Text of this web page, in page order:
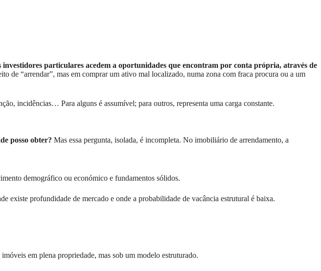
investidores particulares acedem a oportunidades que encontram por conta própria, através de
de “arrendar”, mas em comprar um ativo mal localizado, numa zona com fraca procura ou a um
incidências… Para alguns é assumível; para outros, representa uma carga constante.
posso obter? Mas essa pergunta, isolada, é incompleta. No imobiliário de arrendamento, a
demográfico ou económico e fundamentos sólidos.
existe profundidade de mercado e onde a probabilidade de vacância estrutural é baixa.
em plena propriedade, mas sob um modelo estruturado.